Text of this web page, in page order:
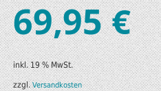
69,95€
inkl. 19 % MwSt.
zzgl.Versandkosten